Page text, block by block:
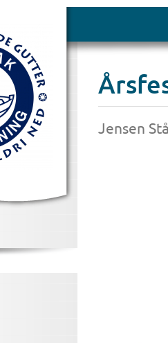
Jensen